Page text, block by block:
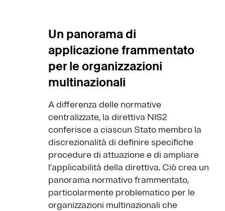
Un panorama di
applicazione frammentato
per le organizzazioni
multinazionali
A differenza delle normative
centralizzate, la direttiva NIS2
conferisce a ciascun Stato membro la
discrezionalità di definire specifiche
procedure di attuazione e di ampliare
l'applicabilità della direttiva. Ciò crea un
panorama normativo frammentato,
particolarmente problematico per le
organizzazioni multinazionali che